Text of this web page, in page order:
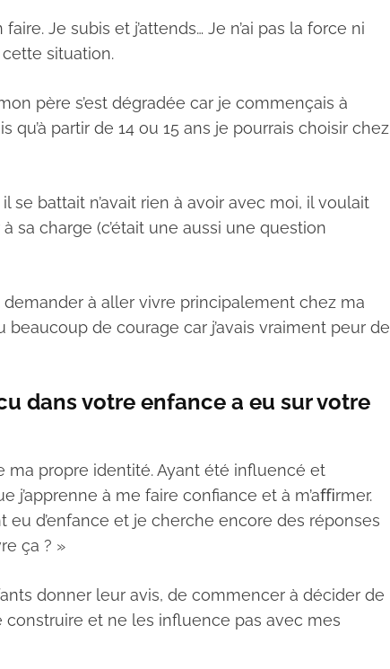
Je subis et j’attends… Je n’ai pas la force ni
situation.
père s’est dégradée car je commençais à
partir de 14 ou 15 ans je pourrais choisir chez
se battait n’avait rien à avoir avec moi, il voulait
sa charge (c’était une aussi une question
demander à aller vivre principalement chez ma
beaucoup de courage car j’avais vraiment peur de
dans votre enfance a eu sur votre
ma propre identité. Ayant été influencé et
j’apprenne à me faire confiance et à m’aﬃrmer.
eu d’enfance et je cherche encore des réponses
ça ? »
donner leur avis, de commencer à décider de
construire et ne les influence pas avec mes